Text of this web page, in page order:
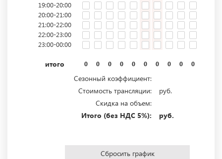
19:00-20:00
20:00-21:00
21:00-22:00
22:00-23:00
23:00-00:00
итого 0 0 0 0 0 0 0 0 0 0
Сезонный коэффициент:
Стоимость трансляции:
руб.
Скидка на объем:
Итого (без НДС 5%):
руб.
Сбросить график